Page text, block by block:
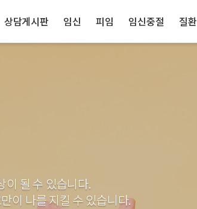
상담게시판 임신 피임 임신중절 질환
이 될 수 있습니다.
이 나를 지킬 수 있습니다.